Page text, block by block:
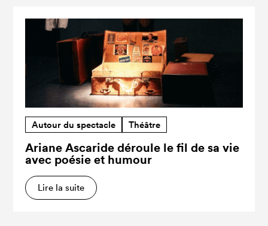
Autour du spectacle Théâtre
Ariane Ascaride déroule le fil de sa vie
avec poésie et humour
Lire la suite